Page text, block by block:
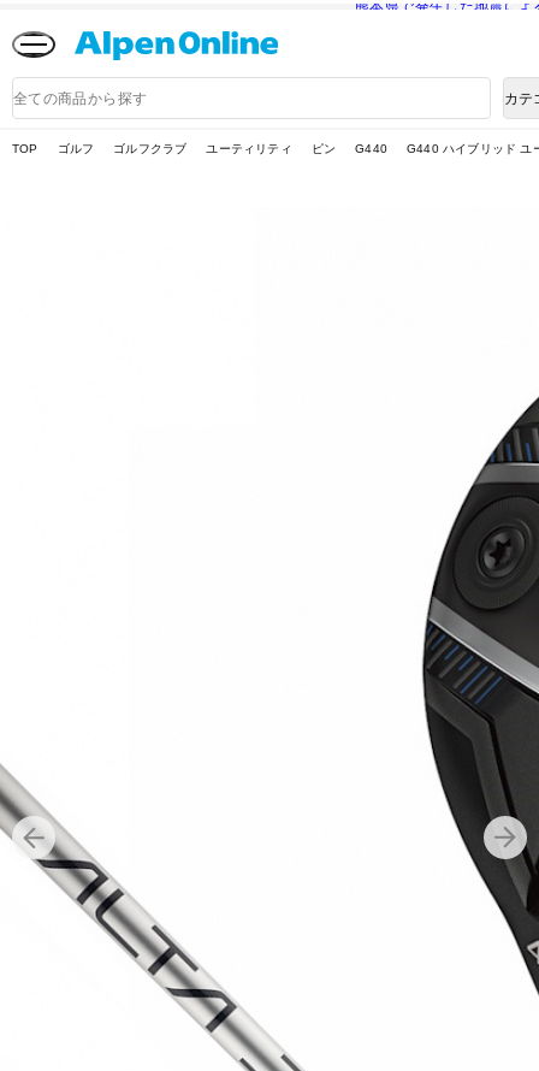
熊本県で発生した地震によ
品
検
カテ
TOP ゴルフ ゴルフクラブ ユーティリティ ピン G440 G440 ハイブリッド ユ